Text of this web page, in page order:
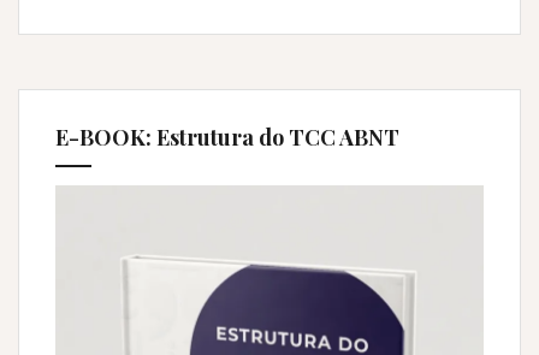
E-BOOK: Estrutura do TCC ABNT